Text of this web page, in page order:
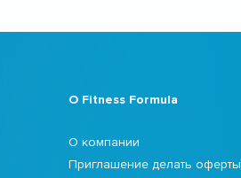
О Fitness Formula
О компании
Приглашение делать оферты